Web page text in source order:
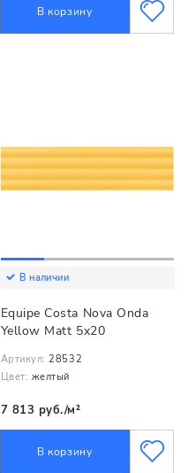
В корзину
В наличии
Equipe Costa Nova Onda
Yellow Matt 5x20
Артикул: 28532
Цвет: желтый
7 813 руб./м²
В корзину